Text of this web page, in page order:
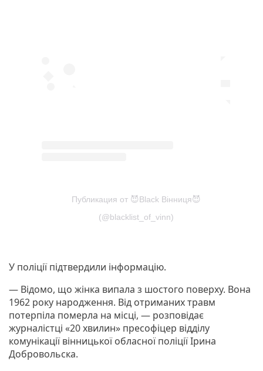
Публикация от 😈Black Вінниця😈
(@blacklist_of_vinn)
У поліції підтвердили інформацію.
— Відомо, що жінка випала з шостого поверху. Вона
1962 року народження. Від отриманих травм
потерпіла померла на місці, — розповідає
журналістці «20 хвилин» пресофіцер відділу
комунікації вінницької обласної поліції Ірина
Добровольска.